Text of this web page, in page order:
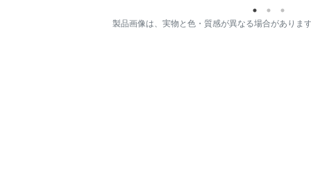
製品画像は、実物と色・質感が異なる場合がありま